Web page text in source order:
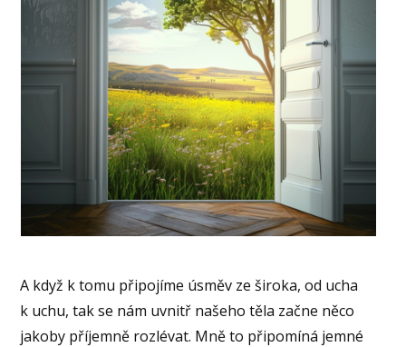
A když k tomu připojíme úsměv ze široka, od ucha
k uchu, tak se nám uvnitř našeho těla začne něco
jakoby příjemně rozlévat. Mně to připomíná jemné